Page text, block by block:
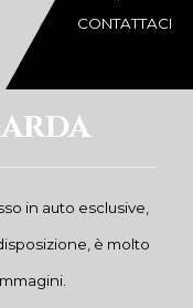
CONTATTACI
in auto esclusive,
è molto